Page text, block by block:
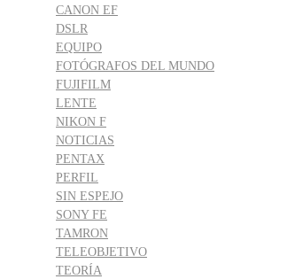
CANON EF
DSLR
EQUIPO
FOTÓGRAFOS DEL MUNDO
FUJIFILM
LENTE
NIKON F
NOTICIAS
PENTAX
PERFIL
SIN ESPEJO
SONY FE
TAMRON
TELEOBJETIVO
TEORÍA